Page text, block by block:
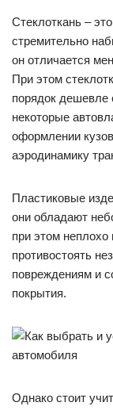
Стеклоткань –
стремительно
он отличается
При этом
порядок дешевле
некоторые
оформлении
аэродинамику
Пластиковые
они обладают
при этом неплохо
противостоять
повреждениям и
покрытия.
Однако стоит